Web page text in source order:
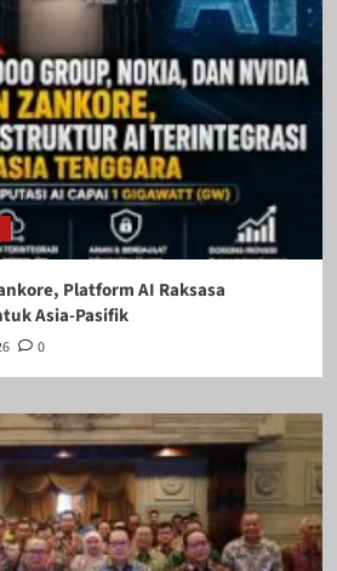
Platform AI Raksasa
Asia-Pasifik
0